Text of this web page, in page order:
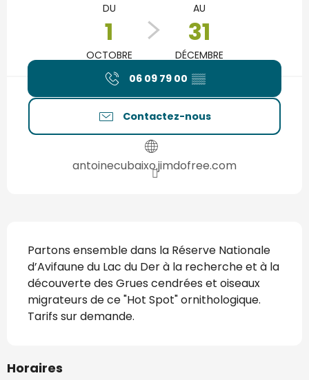
DU
1
OCTOBRE
AU
31
DÉCEMBRE
06 09 79 00 ▒▒
Contactez-nous
antoinecubaixo.jimdofree.com
Partons ensemble dans la Réserve Nationale
d’Avifaune du Lac du Der à la recherche et à la
découverte des Grues cendrées et oiseaux
migrateurs de ce "Hot Spot" ornithologique.
Tarifs sur demande.
Horaires